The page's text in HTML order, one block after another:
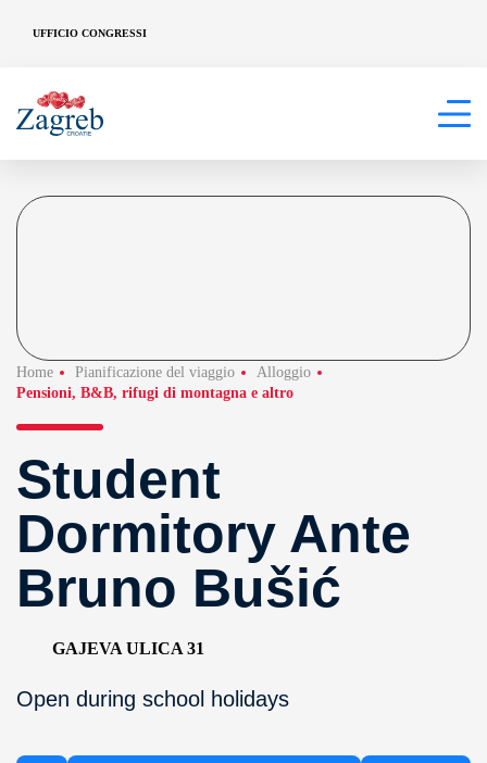
UFFICIO CONGRESSI
Home Pianificazione del viaggio
Alloggio
Pensioni, B&B, rifugi di montagna e altro
Student
Dormitory Ante
Bruno Bušić
GAJEVA ULICA 31
Open during school holidays